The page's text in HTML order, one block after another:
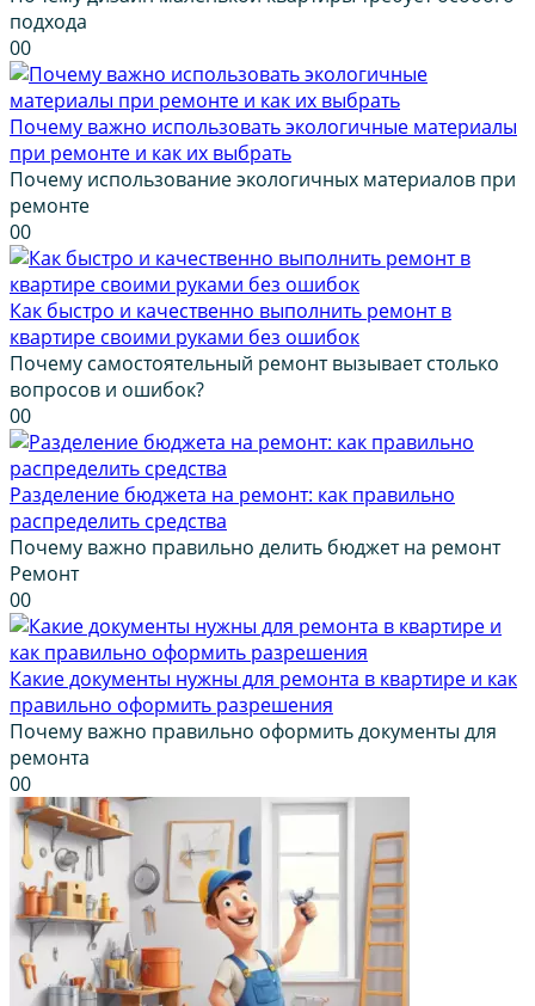
подхода
00
Почему важно использовать экологичные материалы
при ремонте и как их выбрать
Почему использование экологичных материалов при
ремонте
00
Как быстро и качественно выполнить ремонт в
квартире своими руками без ошибок
Почему самостоятельный ремонт вызывает столько
вопросов и ошибок?
00
Разделение бюджета на ремонт: как правильно
распределить средства
Почему важно правильно делить бюджет на ремонт
Ремонт
00
Какие документы нужны для ремонта в квартире и как
правильно оформить разрешения
Почему важно правильно оформить документы для
ремонта
00